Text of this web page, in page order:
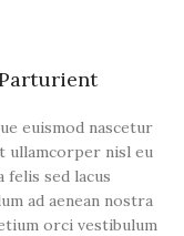
euismod nascetur
ullamcorper nisl eu
felis sed lacus
ad aenean nostra
orci vestibulum